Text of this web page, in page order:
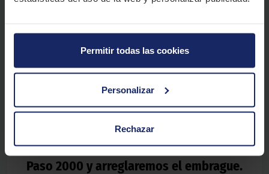
Permitir todas las cookies
Personalizar
Rechazar
¿Crees que el embrague de tu moto
presenta algún problema? Ven a EL
Paso 2000 y arreglaremos el embrague.